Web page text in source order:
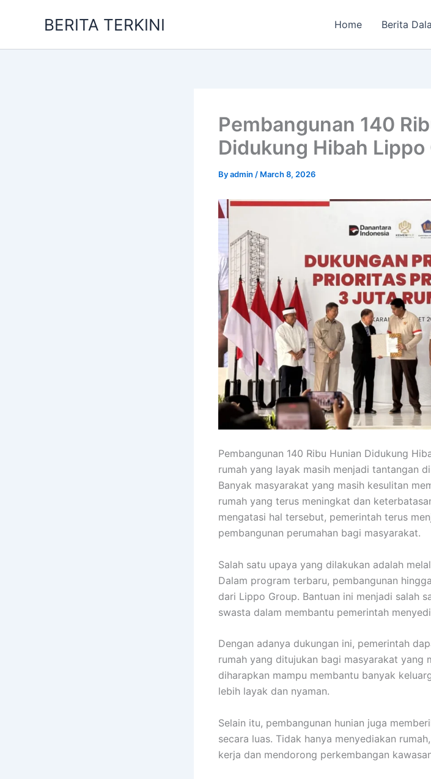
BERITA TERKINI Home Berita
Pembangunan 140
Didukung Hibah Lippo
Byadmin / March 8, 2026
Pembangunan 140 Ribu Hunian Didukung
rumah yang layak masih menjadi tantangan
Banyak masyarakat yang masih kesulitan
rumah yang terus meningkat dan
mengatasi hal tersebut, pemerintah terus
pembangunan perumahan bagi masyarakat.
Salah satu upaya yang dilakukan adalah
Dalam program terbaru, pembangunan
dari Lippo Group. Bantuan ini menjadi salah
swasta dalam membantu pemerintah
Dengan adanya dukungan ini, pemerintah
rumah yang ditujukan bagi masyarakat yang
diharapkan mampu membantu banyak
lebih layak dan nyaman.
Selain itu, pembangunan hunian juga
secara luas. Tidak hanya menyediakan
kerja dan mendorong perkembangan